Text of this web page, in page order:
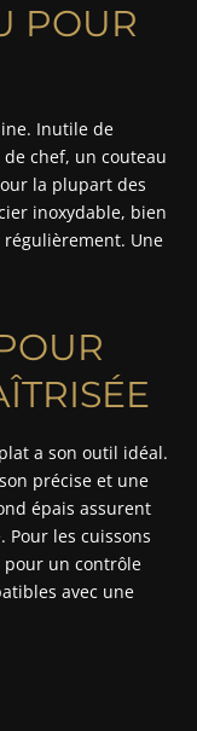
POUR
Inutile de
chef, un couteau
la plupart des
inoxydable, bien
Une
a son outil idéal.
précise et une
épais assurent
Pour les cuissons
pour un contrôle
avec une